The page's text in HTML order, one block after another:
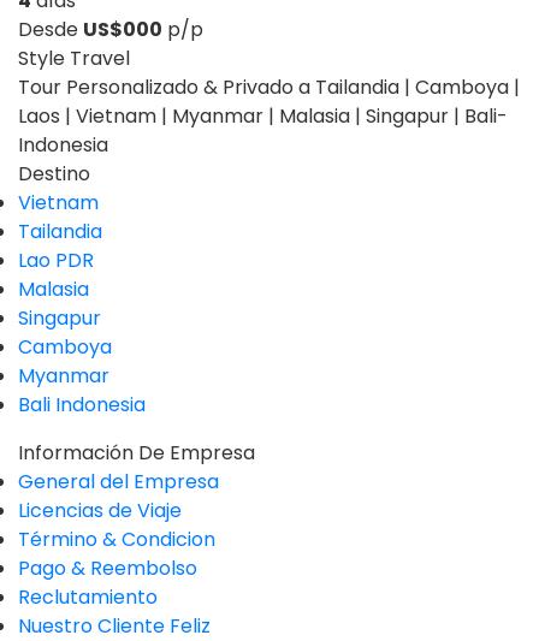
Desde US$000 p/p
Style Travel
Tour Personalizado & Privado a Tailandia | Camboya |
Laos | Vietnam | Myanmar | Malasia | Singapur | Bali-
Indonesia
Destino
Vietnam
Tailandia
Lao PDR
Malasia
Singapur
Camboya
Myanmar
Bali Indonesia
Información De Empresa
General del Empresa
Licencias de Viaje
Término & Condicion
Pago & Reembolso
Reclutamiento
Nuestro Cliente Feliz